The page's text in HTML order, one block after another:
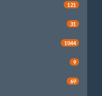
121
31
1044
9
69